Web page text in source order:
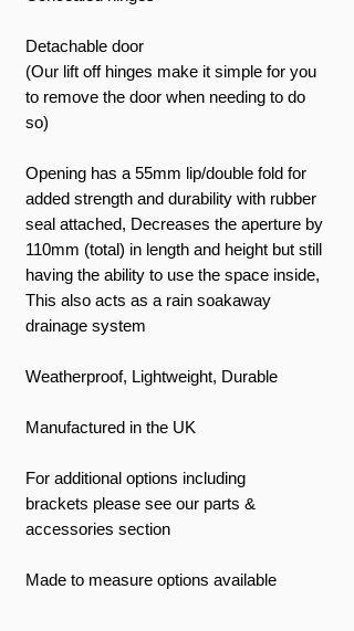
Detachable door
(Our lift off hinges make it simple for you
to remove the door when needing to do
so)
Opening has a 55mm lip/double fold for
added strength and durability with rubber
seal attached, Decreases the aperture by
110mm (total) in length and height but still
having the ability to use the space inside,
This also acts as a rain soakaway
drainage system
Weatherproof, Lightweight, Durable
Manufactured in the UK
For additional options including
brackets please see our parts &
accessories section
Made to measure options available